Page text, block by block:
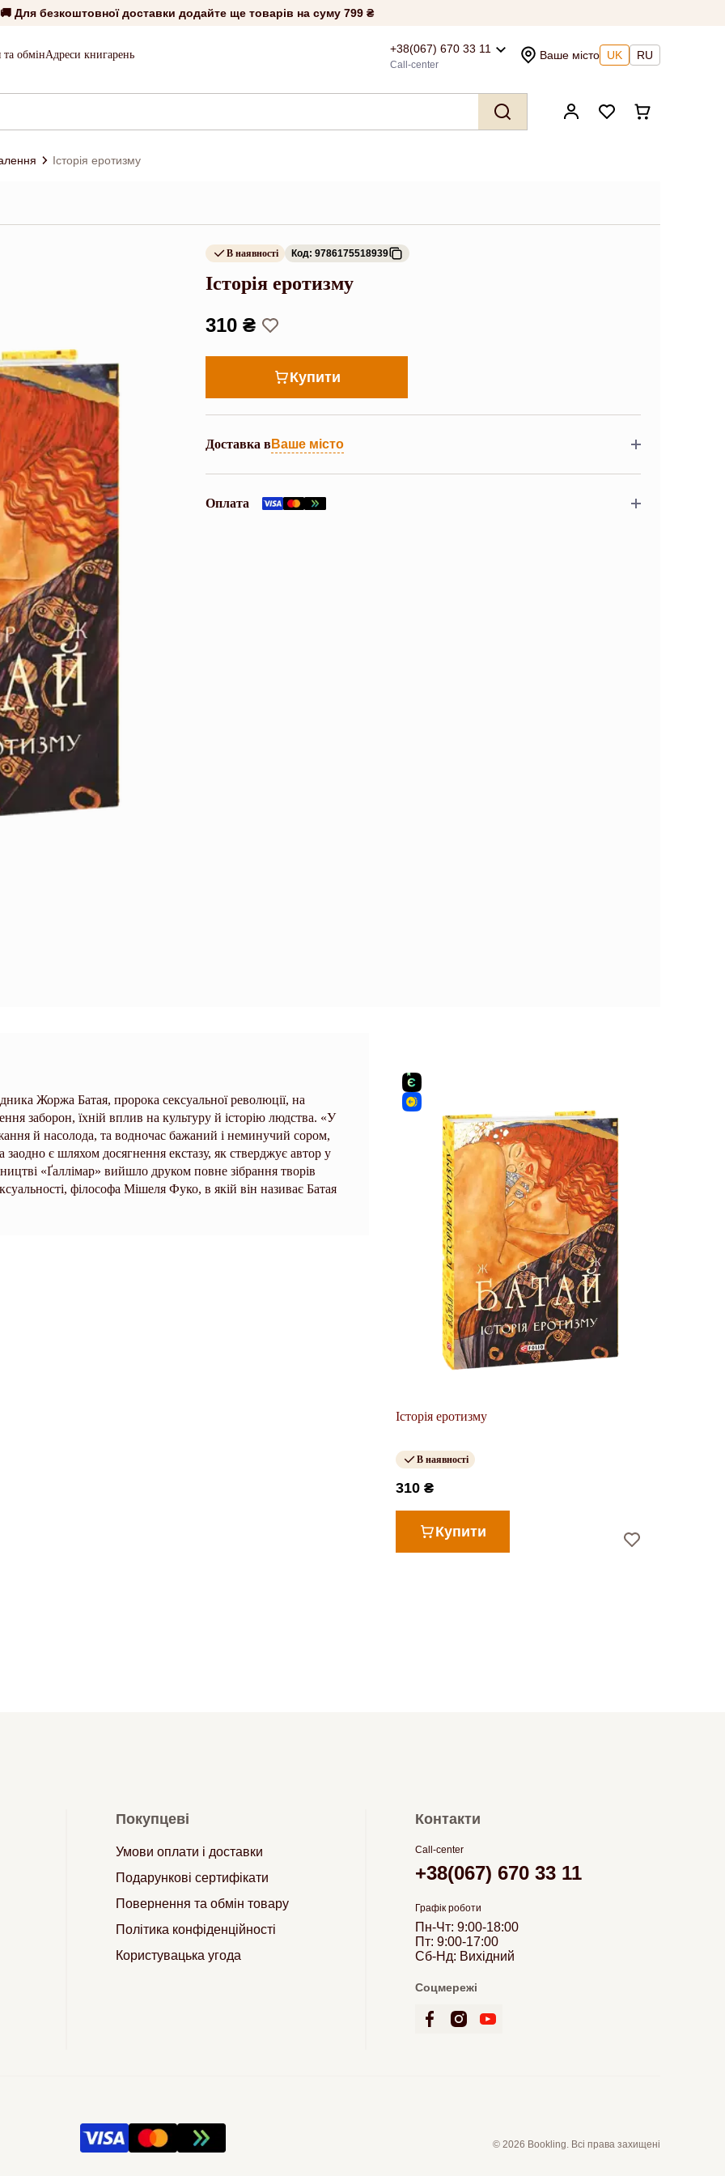
🚚 Для безкоштовної доставки додайте ще товарів на суму 799 ₴
обмінАдреси книгарень +38(067) 670 33 11
Call-center
Ваше місто UK RU
Історія еротизму
В наявності Код: 9786175518939
Історія еротизму
310 ₴
Купити
Доставка вВаше місто
Оплата
Жоржа Батая, пророка сексуальної революції, на
заборон, їхній вплив на культуру й історію людства. «У
й насолода, та водночас бажаний і неминучий сором,
заодно є шляхом досягнення екстазу, як стверджує автор у
«Ґаллімар» вийшло друком повне зібрання творів
філософа Мішеля Фуко, в якій він називає Батая
Історія еротизму
В наявності
310 ₴
Купити
Покупцеві
Умови оплати і доставки
Подарункові сертифікати
Повернення та обмін товару
Політика конфіденційності
Користувацька угода
Контакти
Call-center
+38(067) 670 33 11
Графік роботи
Пн-Чт: 9:00-18:00
Пт: 9:00-17:00
Сб-Нд: Вихідний
Соцмережі
© 2026 Bookling. Всі права захищені